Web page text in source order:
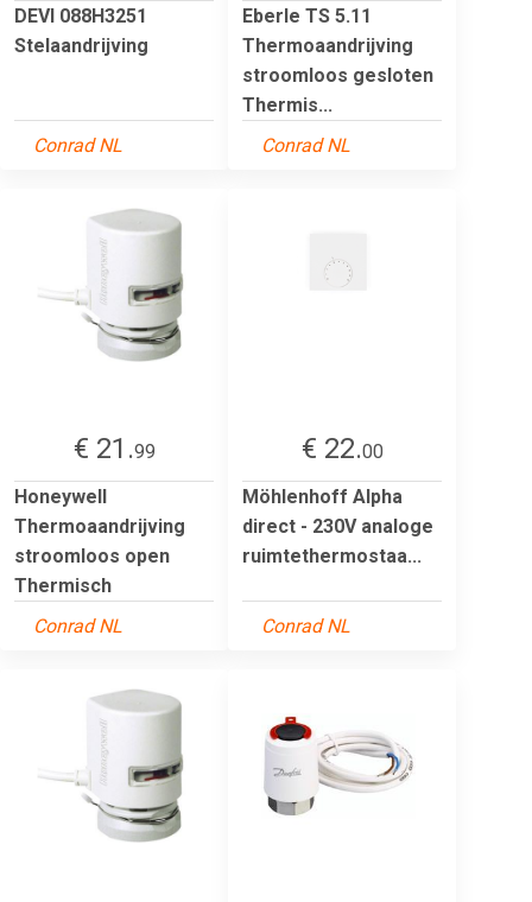
DEVI 088H3251
Stelaandrijving
Conrad NL
Eberle TS 5.11
Thermoaandrijving
stroomloos gesloten
Thermis...
Conrad NL
€ 21.99
Honeywell
Thermoaandrijving
stroomloos open
Thermisch
Conrad NL
€ 22.00
Möhlenhoff Alpha
direct - 230V analoge
ruimtethermostaa...
Conrad NL